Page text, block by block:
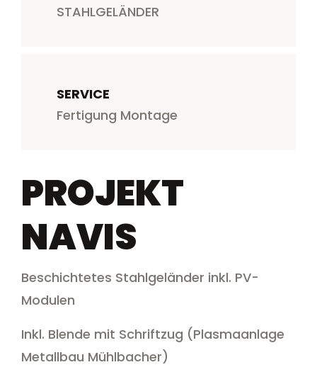
STAHLGELÄNDER
SERVICE
Fertigung Montage
PROJEKT
NAVIS
Beschichtetes Stahlgeländer inkl. PV-
Modulen
Inkl. Blende mit Schriftzug (Plasmaanlage
Metallbau Mühlbacher)